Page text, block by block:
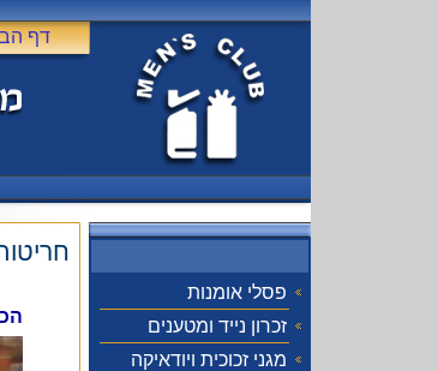
דף
פסלי אומנות
זכרון נייד ומטענים
מגני זכוכית ויודאיקה